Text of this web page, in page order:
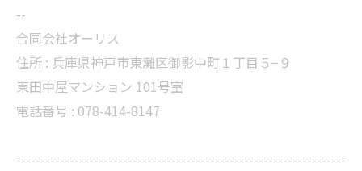
--
合同会社オーリス
住所 : 兵庫県神戸市東灘区御影中町１丁目５−９
東田中屋マンション 101号室
電話番号 : 078-414-8147
--------------------------------------------------------------------